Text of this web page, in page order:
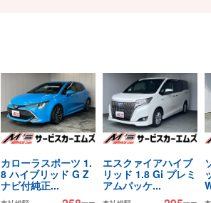
カローラスポーツ 1.
8 ハイブリッド G Z
ナビ付純正...
エスクァイアハイブ
リッド 1.8 Gi プレミ
アムパッケ...